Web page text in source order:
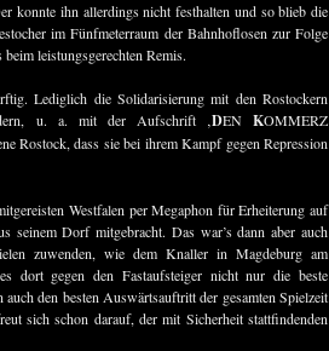
konnte ihn allerdings nicht festhalten und so blieb die
im Fünfmeterraum der Bahnhoflosen zur Folge
leistungsgerechten Remis.
Lediglich die Solidarisierung mit den Rostockern
u. a. mit der Aufschrift ‚DENKOMMERZ
Rostock, dass sie bei ihrem Kampf gegen Repression
Westfalen per Megaphon für Erheiterung auf
seinem Dorf mitgebracht. Das war’s dann aber auch
zuwenden, wie dem Knaller in Magdeburg am
dort gegen den Fastaufsteiger nicht nur die beste
den besten Auswärtsauftritt der gesamten Spielzeit
sich schon darauf, der mit Sicherheit stattfindenden